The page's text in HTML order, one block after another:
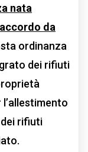
nata
da
ordinanza
dei rifiuti
rifiuti